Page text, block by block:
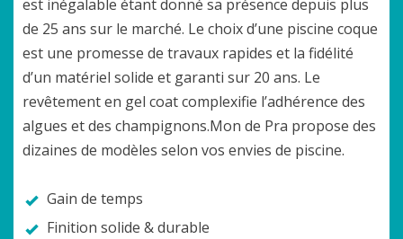
est inégalable étant donné sa présence depuis plus
de 25 ans sur le marché. Le choix d’une piscine coque
est une promesse de travaux rapides et la fidélité
d’un matériel solide et garanti sur 20 ans. Le
revêtement en gel coat complexifie l’adhérence des
algues et des champignons.Mon de Pra propose des
dizaines de modèles selon vos envies de piscine.
Gain de temps
Finition solide & durable